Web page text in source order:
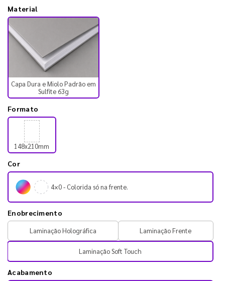
Material
Capa Dura e Miolo Padrão em
Sulfite 63g
Formato
148x210mm
Cor
4×0 - Colorida só na frente.
Enobrecimento
Laminação Holográfica Laminação Frente
Laminação Soft Touch
Acabamento